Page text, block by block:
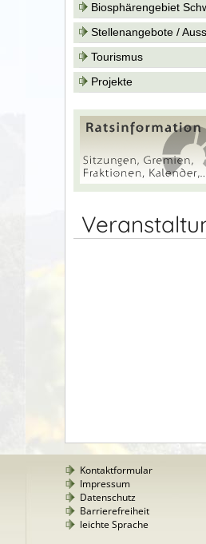
Biosphärengebiet
Stellenangebote /
Tourismus
Projekte
Kontaktformular
Impressum
Datenschutz
Barrierefreiheit
leichte Sprache